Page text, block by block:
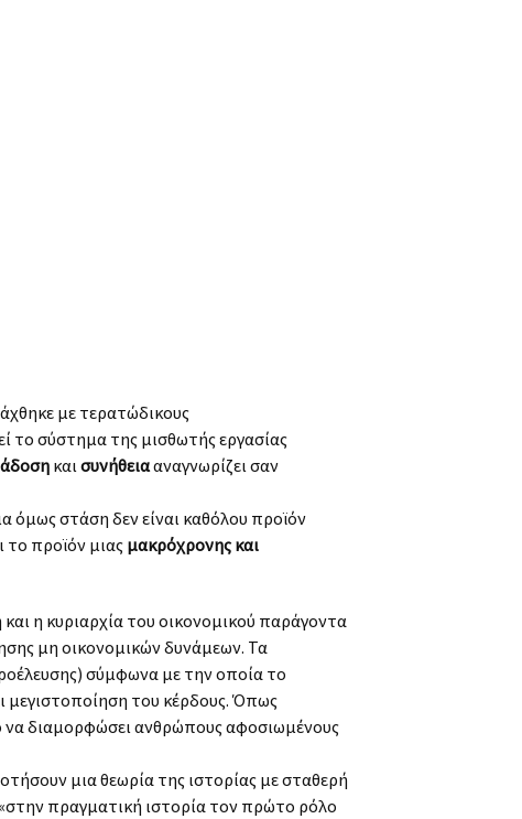
με τερατώδικους
το σύστημα της μισθωτής εργασίας
καισυνήθειααναγνωρίζει σαν
όμως στάση δεν είναι καθόλου προϊόν
προϊόν μιας μακρόχρονης και
η κυριαρχία του οικονομικού παράγοντα
μη οικονομικών δυνάμεων. Τα
σύμφωνα με την οποία το
μεγιστοποίηση του κέρδους. Όπως
να διαμορφώσει ανθρώπους αφοσιωμένους
μια θεωρία της ιστορίας με σταθερή
πραγματική ιστορία τον πρώτο ρόλο